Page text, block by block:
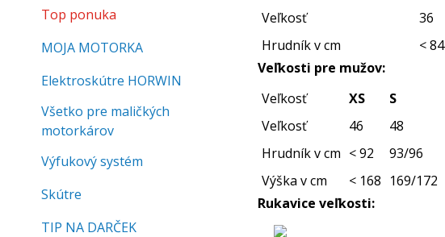
Veľkosť
36
Hrudník v cm
< 84
Veľkosti pre mužov:
Veľkosť
XS S
Veľkosť
46 48
Hrudník v cm < 92 93/96
Výška v cm
< 168 169/172
Rukavice veľkosti:
Top ponuka
MOJA MOTORKA
Elektroskútre HORWIN
Všetko pre maličkých
motorkárov
Výfukový systém
Skútre
TIP NA DARČEK